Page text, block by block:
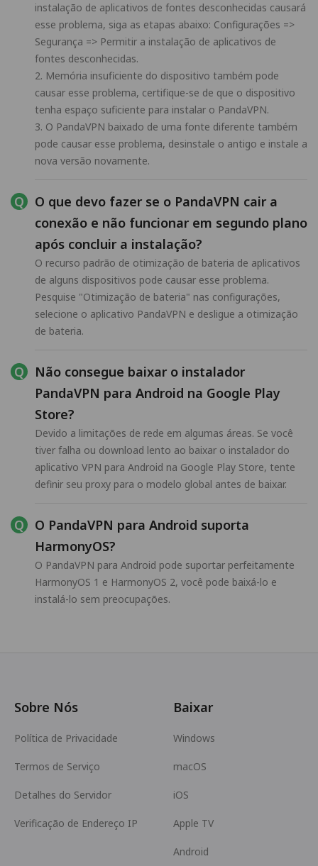
instalação de aplicativos de fontes desconhecidas causará
esse problema, siga as etapas abaixo: Configurações =>
Segurança => Permitir a instalação de aplicativos de
fontes desconhecidas.
2. Memória insuficiente do dispositivo também pode
causar esse problema, certifique-se de que o dispositivo
tenha espaço suficiente para instalar o PandaVPN.
3. O PandaVPN baixado de uma fonte diferente também
pode causar esse problema, desinstale o antigo e instale a
nova versão novamente.
O que devo fazer se o PandaVPN cair a
conexão e não funcionar em segundo plano
após concluir a instalação?
O recurso padrão de otimização de bateria de aplicativos
de alguns dispositivos pode causar esse problema.
Pesquise "Otimização de bateria" nas configurações,
selecione o aplicativo PandaVPN e desligue a otimização
de bateria.
Não consegue baixar o instalador
PandaVPN para Android na Google Play
Store?
Devido a limitações de rede em algumas áreas. Se você
tiver falha ou download lento ao baixar o instalador do
aplicativo VPN para Android na Google Play Store, tente
definir seu proxy para o modelo global antes de baixar.
O PandaVPN para Android suporta
HarmonyOS?
O PandaVPN para Android pode suportar perfeitamente
HarmonyOS 1 e HarmonyOS 2, você pode baixá-lo e
instalá-lo sem preocupações.
Sobre Nós
Política de Privacidade
Termos de Serviço
Detalhes do Servidor
Verificação de Endereço IP
Baixar
Windows
macOS
iOS
Apple TV
Android